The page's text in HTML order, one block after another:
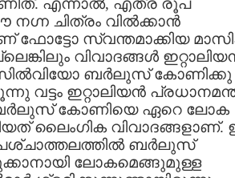
ചിത്രം വില്‍ക്കാന്‍
ഫോട്ടോ സ്വന്തമാക്കിയ
വിവാദങ്ങള്‍
സില്‍വിയോ ബര്‍ലുസ്‌ കോണിക്കു
വട്ടം ഇറ്റാലിയന്‍
ബര്‍ലുസ്‌ കോണിയെ ഏറെ ലോക
ലൈംഗിക
പശ്‌ചാത്തലത്തില്‍ ബര്‍ലുസ്‌
ലോകമെങ്ങുമുള്ള